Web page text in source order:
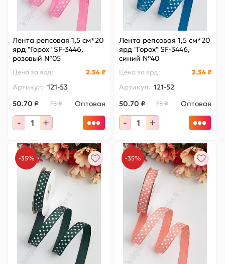
Лента репсовая 1,5 см*20
ярд "Горох" SF-3446,
розовый №05
Цена за ярд: 2.54 ₽
Артикул: 121-53
50.70 ₽
78 ₽ Оптовая
- +
Лента репсовая 1,5 см*20
ярд "Горох" SF-3446,
синий №40
Цена за ярд: 2.54 ₽
Артикул: 121-52
50.70 ₽
78 ₽ Оптовая
- +
-35% -35%